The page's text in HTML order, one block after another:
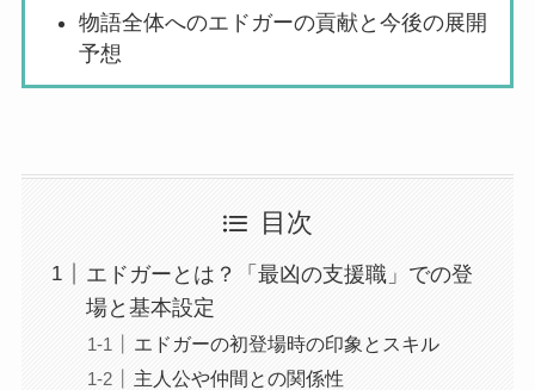
物語全体へのエドガーの貢献と今後の展開
予想
目次
エドガーとは？「最凶の支援職」での登
場と基本設定
エドガーの初登場時の印象とスキル
主人公や仲間との関係性